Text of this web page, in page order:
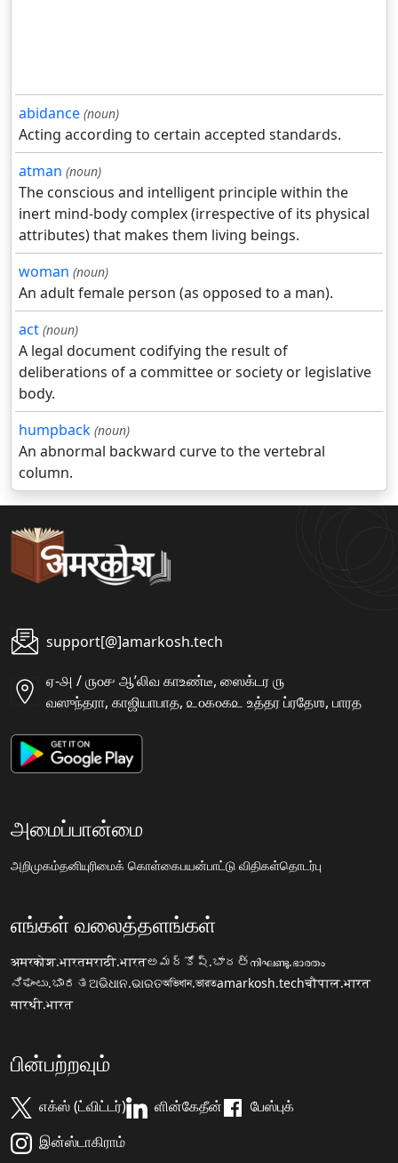
abidance (noun)
Acting according to certain accepted standards.
atman (noun)
The conscious and intelligent principle within the
inert mind-body complex (irrespective of its physical
attributes) that makes them living beings.
woman (noun)
An adult female person (as opposed to a man).
act (noun)
A legal document codifying the result of
deliberations of a committee or society or legislative
body.
humpback (noun)
An abnormal backward curve to the vertebral
column.
support[@]amarkosh.tech
ஏ-௮ / ௫௦௪ ஆʼலிவ காஉண்டீ, ஸைக்டர ௫
வஸுந்தரா, காஜியாபாத, ௨௦௧௦௧௨ உத்தர ப்ரதேஶ, பாரத
அமைப்பான்மை
அறிமுகம்தனியுரிமைக் கொள்கைபயன்பாட்டு விதிகள்தொடர்பு
எங்கள் வலைத்தளங்கள்
अमरकोश.भारतमराठी.भारतఅమర్కోష్.భారత్നിഘണ്ടു.ഭാരതം
ನಿಘಂಟು.ಭಾರತଅଭିଧାନ.ଭାରତঅভিধান.ভারতamarkosh.techचौपाल.भारत
सारथी.भारत
பின்பற்றவும்
எக்ஸ் (ட்விட்டர்) ளின்கேதீன்
பேஸ்புக்
இன்ஸ்டாகிராம்